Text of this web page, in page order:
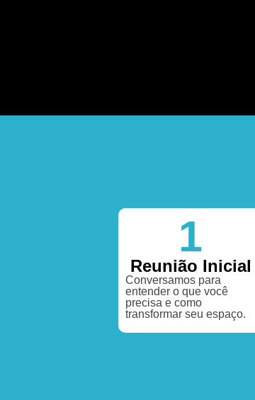
1
Reunião Inicial
Conversamos para
entender o que você
precisa e como
transformar seu espaço.